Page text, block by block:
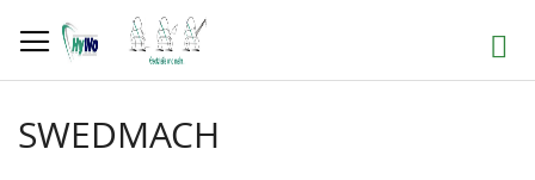
zum
Inhalt
Suche
SWEDMACH